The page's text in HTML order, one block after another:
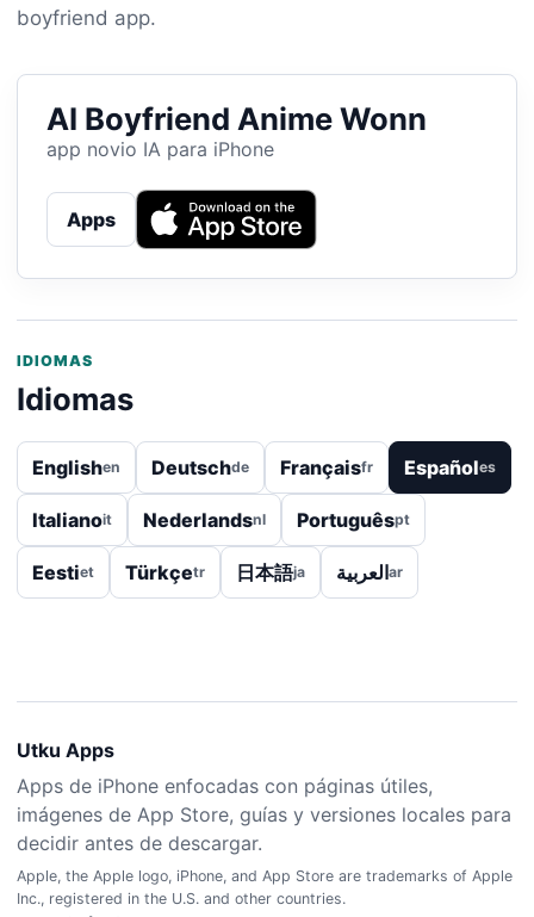
boyfriend app.
AI Boyfriend Anime Wonn
app novio IA para iPhone
Apps
IDIOMAS
Idiomas
Englishen Deutschde Françaisfr Españoles
Italianoit Nederlandsnl Portuguêspt
Eestiet Türkçetr 日本語ja العربيةar
Utku Apps
Apps de iPhone enfocadas con páginas útiles,
imágenes de App Store, guías y versiones locales para
decidir antes de descargar.
Apple, the Apple logo, iPhone, and App Store are trademarks of Apple
Inc., registered in the U.S. and other countries.